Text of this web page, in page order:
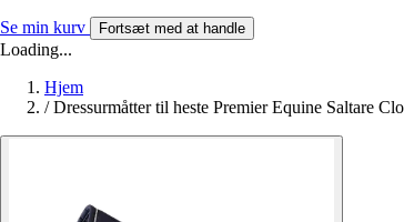
Se min kurv Fortsæt med at handle
Loading...
Hjem
/ Dressurmåtter til heste Premier Equine Saltare